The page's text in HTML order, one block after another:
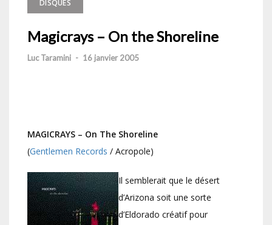
DISQUES
Magicrays – On the Shoreline
Luc Taramini - 16 janvier 2005
MAGICRAYS – On The Shoreline
(Gentlemen Records / Acropole)
Il semblerait que le désert
d’Arizona soit une sorte
d’Eldorado créatif pour